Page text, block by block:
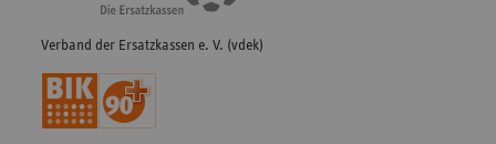
Verband der Ersatzkassen e. V. (vdek)